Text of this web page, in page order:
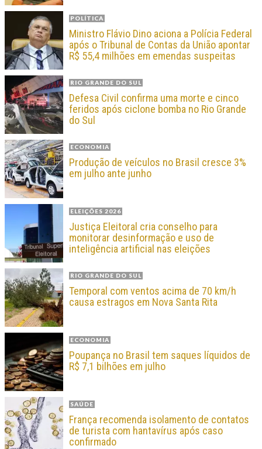
POLÍTICA
Ministro Flávio Dino aciona a Polícia Federal
após o Tribunal de Contas da União apontar
R$ 55,4 milhões em emendas suspeitas
RIO GRANDE DO SUL
Defesa Civil confirma uma morte e cinco
feridos após ciclone bomba no Rio Grande
do Sul
ECONOMIA
Produção de veículos no Brasil cresce 3%
em julho ante junho
ELEIÇÕES 2026
Justiça Eleitoral cria conselho para
monitorar desinformação e uso de
inteligência artificial nas eleições
RIO GRANDE DO SUL
Temporal com ventos acima de 70 km/h
causa estragos em Nova Santa Rita
ECONOMIA
Poupança no Brasil tem saques líquidos de
R$ 7,1 bilhões em julho
SAÚDE
França recomenda isolamento de contatos
de turista com hantavírus após caso
confirmado